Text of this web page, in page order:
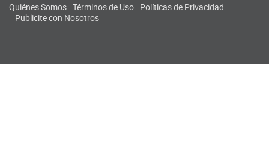
Quiénes Somos Términos de Uso Políticas de Privacidad
Publicite con Nosotros